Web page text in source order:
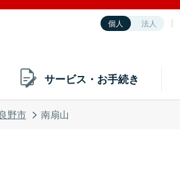
個人 法人
サービス・お手続き
野市 南扇山